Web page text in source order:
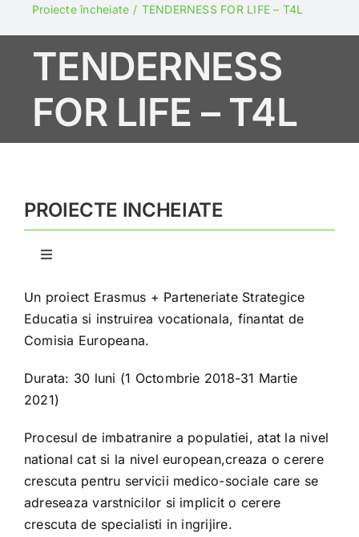
PROIECTE
Fond ONG
Spune NU abuzului!
Contact
Proiecte încheiate TENDERNESS FOR LIFE – T4L
TENDERNESS
FOR LIFE – T4L
PROIECTE INCHEIATE
Toggle
BRIDGE
ELMI
$E$
STAGE
Un proiect Erasmus + Parteneriate Strategice
Educatia si instruirea vocationala, finantat de
Comisia Europeana.
Durata: 30 luni (1 Octombrie 2018-31 Martie
2021)
Procesul de imbatranire a populatiei, atat la nivel
national cat si la nivel european,creaza o cerere
crescuta pentru servicii medico-sociale care se
adreseaza varstnicilor si implicit o cerere
crescuta de specialisti in ingrijire.